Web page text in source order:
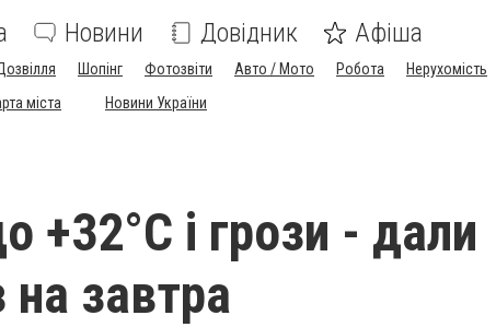
Новини Довідник Афіша
Шопінг Фотозвіти Авто / Мото Робота Нерухомість
міста Новини України
+32°С і грози - дали
на завтра